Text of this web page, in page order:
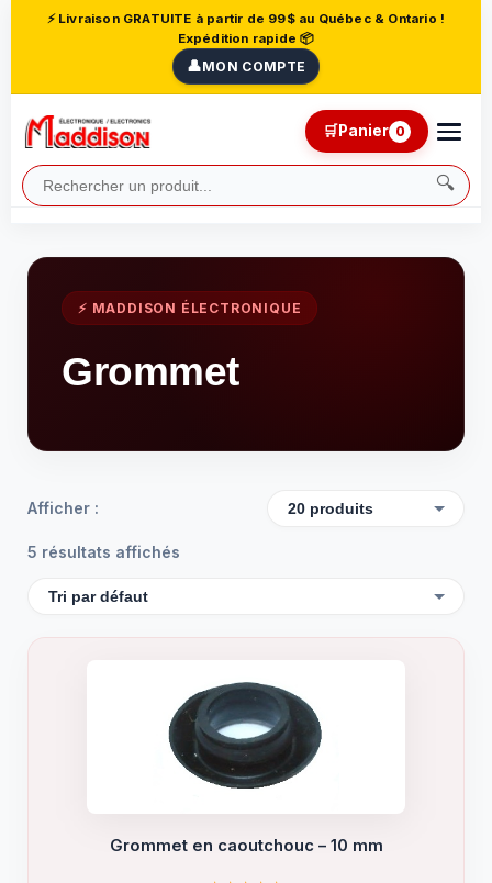
⚡ Livraison GRATUITE à partir de 99$ au Québec & Ontario !
Expédition rapide 📦
👤MON COMPTE
🔍
🛒Panier 0
⚡ MADDISON ÉLECTRONIQUE
Grommet
Afficher :
5 résultats affichés
Grommet en caoutchouc – 10 mm